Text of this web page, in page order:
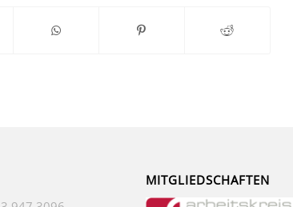
MITGLIEDSCHAFTEN